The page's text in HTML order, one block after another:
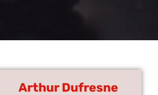
Arthur Dufresne